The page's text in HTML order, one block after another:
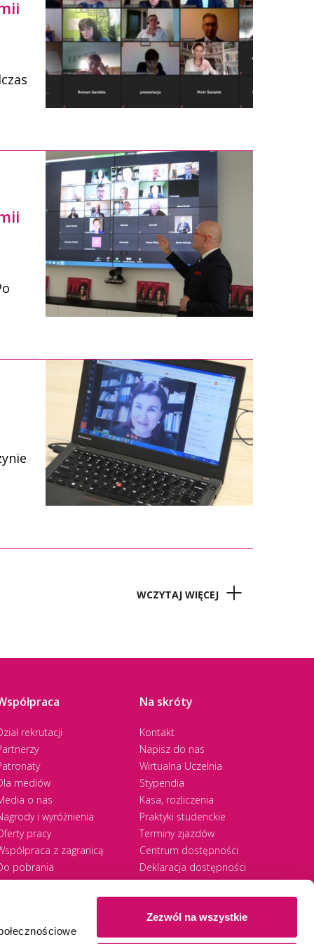
Zezwól na wszystkie
WCZYTAJ WIĘCEJ
rekrutacji
mediów
o nas
i wyróżnienia
pracy
z zagranicą
pobrania
Na skróty
Kontakt
Napisz do nas
Wirtualna Uczelnia
Stypendia
Kasa, rozliczenia
Praktyki studenckie
Terminy zjazdów
Centrum dostępności
Deklaracja dostępności
RODO
Ⓒ 2026 Akademia WSBWSB University